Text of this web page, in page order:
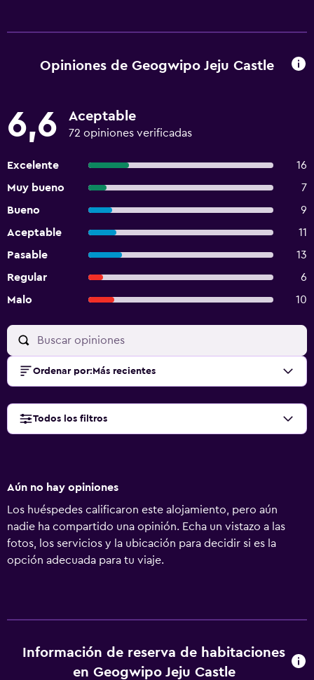
Opiniones de Geogwipo Jeju Castle
6,6 Aceptable
72 opiniones verificadas
Excelente
16
Muy bueno
7
Bueno
9
Aceptable
11
Pasable
13
Regular
6
Malo
10
Ordenar por: Más recientes
Todos los filtros
Aún no hay opiniones
Los huéspedes calificaron este alojamiento, pero aún
nadie ha compartido una opinión. Echa un vistazo a las
fotos, los servicios y la ubicación para decidir si es la
opción adecuada para tu viaje.
Información de reserva de habitaciones
en Geogwipo Jeju Castle